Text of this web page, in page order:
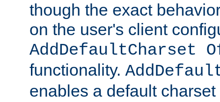
though the exact
on the user's client
AddDefaultCharset
functionality.
enables a default